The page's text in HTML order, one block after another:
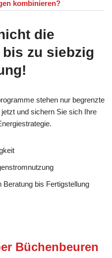
kombinieren?
die
zu siebzig
stehen nur begrenzte
und sichern Sie sich Ihre
Beratung bis Fertigstellung
Büchenbeuren